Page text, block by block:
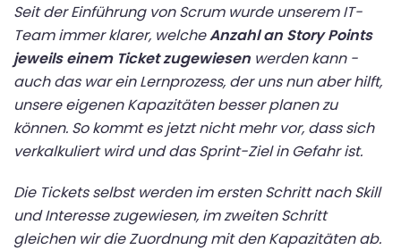
Seit der Einführung von Scrum wurde unserem IT-
Team immer klarer, welcheAnzahl an Story Points
jeweils einem Ticket zugewiesen werden kann -
auch das war ein Lernprozess, der uns nun aber hilft,
unsere eigenen Kapazitäten besser planen zu
können. So kommt es jetzt nicht mehr vor, dass sich
verkalkuliert wird und das Sprint-Ziel in Gefahr ist.
Die Tickets selbst werden im ersten Schritt nach Skill
und Interesse zugewiesen, im zweiten Schritt
gleichen wir die Zuordnung mit den Kapazitäten ab.